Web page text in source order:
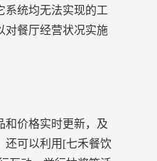
系统均无法实现的工
对餐厅经营状况实施
和价格实时更新，及
还可以利用[七禾餐饮